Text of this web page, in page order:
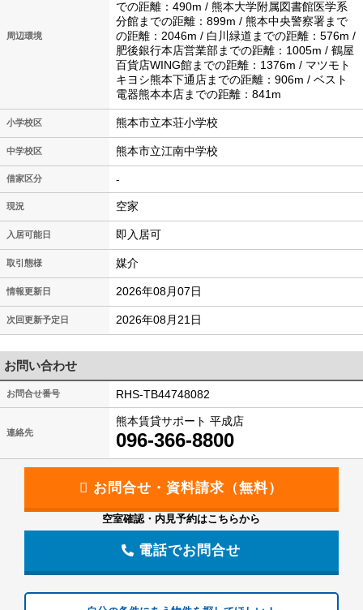
周辺環境
での距離：490m / 熊本大学附属図書館医学系
分館までの距離：899m / 熊本中央警察署まで
の距離：2046m / 白川緑道までの距離：576m /
肥後銀行本店営業部までの距離：1005m / 鶴屋
百貨店WING館までの距離：1376m / マツモト
キヨシ熊本下通店までの距離：906m / ベスト
電器熊本本店までの距離：841m
小学校区 熊本市立本荘小学校
中学校区 熊本市立江南中学校
借家区分 -
現況 空家
入居可能日 即入居可
取引態様 媒介
情報更新日 2026年08月07日
次回更新予定日 2026年08月21日
お問い合わせ
お問合せ番号 RHS-TB44748082
連絡先
熊本賃貸サポート 平成店
096-366-8800
空室確認・内見予約はこちらから
電話でお問合せ